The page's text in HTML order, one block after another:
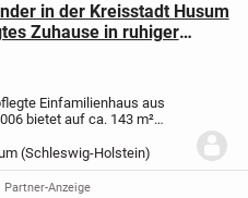
in der Kreisstadt Husum
Zuhause in ruhiger
Einfamilienhaus aus
bietet auf ca. 143 m²
und viel Platz für die ganze
ca. 670 m² große
in ruhiger...
(Schleswig-Holstein)
Partner-Anzeige